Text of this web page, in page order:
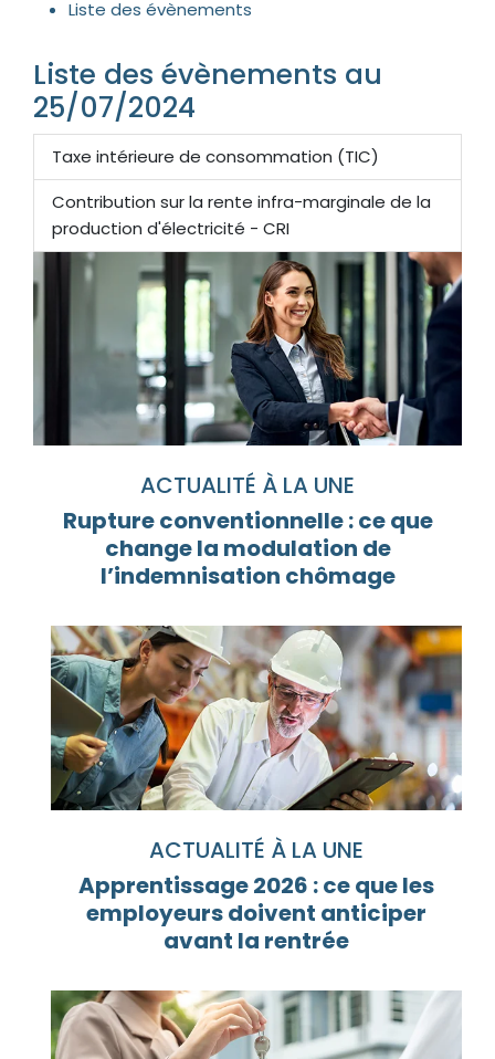
Liste des évènements
Liste des évènements au
25/07/2024
Taxe intérieure de consommation (TIC)
Contribution sur la rente infra-marginale de la
production d'électricité - CRI
ACTUALITÉ À LA UNE
Rupture conventionnelle : ce que
change la modulation de
l’indemnisation chômage
ACTUALITÉ À LA UNE
Apprentissage 2026 : ce que les
employeurs doivent anticiper
avant la rentrée